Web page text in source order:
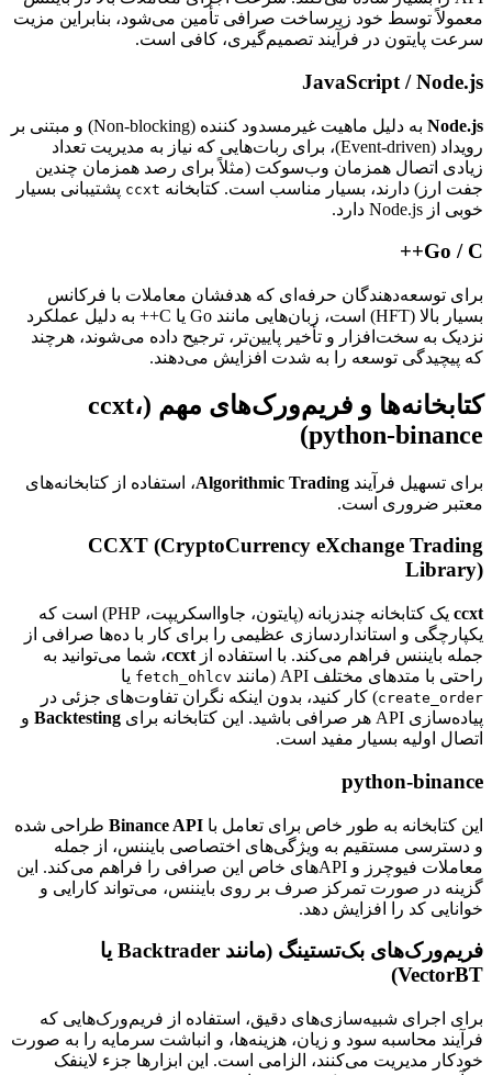
معمولاً توسط خود زیرساخت صرافی تأمین می‌شود، بنابراین مزیت
سرعت پایتون در فرآیند تصمیم‌گیری، کافی است.
JavaScript / Node.js
Node.js
به دلیل ماهیت غیرمسدود کننده (Non-blocking) و مبتنی بر
رویداد (Event-driven)، برای ربات‌هایی که نیاز به مدیریت تعداد
زیادی اتصال همزمان وب‌سوکت (مثلاً برای رصد همزمان چندین
جفت ارز) دارند، بسیار مناسب است. کتابخانه ccxt پشتیبانی بسیار
خوبی از Node.js دارد.
Go / C++
برای توسعه‌دهندگان حرفه‌ای که هدفشان معاملات با فرکانس
بسیار بالا (HFT) است، زبان‌هایی مانند Go یا C++ به دلیل عملکرد
نزدیک به سخت‌افزار و تأخیر پایین‌تر، ترجیح داده می‌شوند، هرچند
که پیچیدگی توسعه را به شدت افزایش می‌دهند.
کتابخانه‌ها و فریم‌ورک‌های مهم (ccxt،
python-binance)
برای تسهیل فرآیند Algorithmic Trading، استفاده از کتابخانه‌های
معتبر ضروری است.
CCXT (CryptoCurrency eXchange Trading
Library)
ccxt
یک کتابخانه چندزبانه (پایتون، جاوااسکریپت، PHP) است که
یکپارچگی و استانداردسازی عظیمی را برای کار با ده‌ها صرافی از
جمله بایننس فراهم می‌کند. با استفاده از ccxt، شما می‌توانید به
راحتی با متدهای مختلف API (مانند
fetch_ohlcv یا
create_order) کار کنید، بدون اینکه نگران تفاوت‌های جزئی در
پیاده‌سازی API هر صرافی باشید. این کتابخانه برای
Backtesting و
اتصال اولیه بسیار مفید است.
python-binance
این کتابخانه به طور خاص برای تعامل با Binance API طراحی شده
و دسترسی مستقیم به ویژگی‌های اختصاصی بایننس، از جمله
معاملات فیوچرز و APIهای خاص این صرافی را فراهم می‌کند. این
گزینه در صورت تمرکز صرف بر روی بایننس، می‌تواند کارایی و
خوانایی کد را افزایش دهد.
فریم‌ورک‌های بک‌تستینگ (مانند Backtrader یا
VectorBT)
برای اجرای شبیه‌سازی‌های دقیق، استفاده از فریم‌ورک‌هایی که
فرآیند محاسبه سود و زیان، هزینه‌ها، و انباشت سرمایه را به صورت
خودکار مدیریت می‌کنند، الزامی است. این ابزارها جزء لاینفک